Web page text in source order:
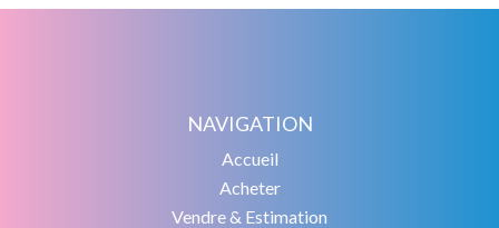
NAVIGATION
Accueil
Acheter
Vendre & Estimation